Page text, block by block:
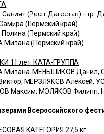
(Респ. Дагестан) - тр.
(Пермский край)
(Пермский край)
(Пермский край)
11 лет: КАТА-ГРУППА
Милана, МЕНЬШИКОВ Данил,
МЕРЗЛЯКОВ Алексей,
Максим, МОЛЯКОВ Филипп,
Всероссийского
КАТЕГОРИЯ 27,5 кг